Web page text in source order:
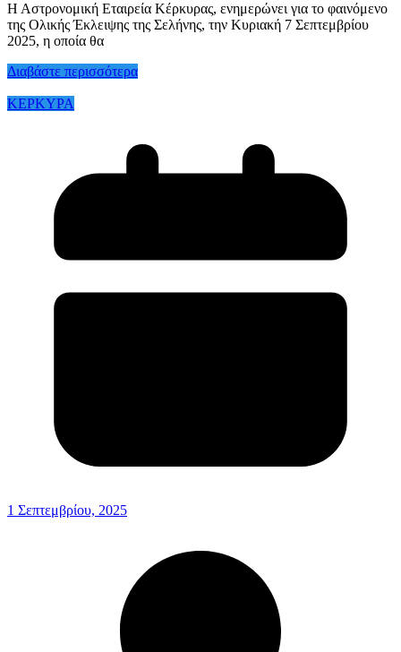
Η Αστρονομική Εταιρεία Κέρκυρας, ενημερώνει για το φαινόμενο
της Ολικής Έκλειψης της Σελήνης, την Κυριακή 7 Σεπτεμβρίου
2025, η οποία θα
Διαβάστε περισσότερα
ΚΕΡΚΥΡΑ
1 Σεπτεμβρίου, 2025